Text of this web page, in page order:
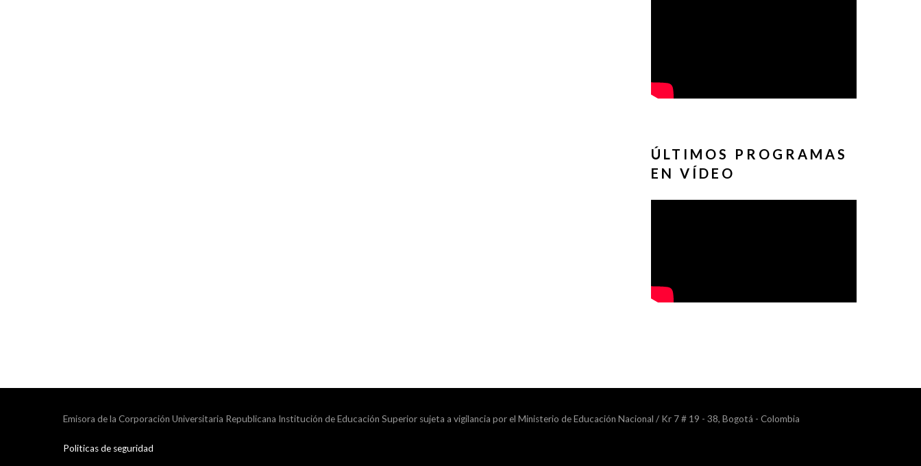
ÚLTIMOS PROGRAMAS
EN VÍDEO
Emisora de la Corporación Universitaria Republicana Institución de Educación Superior sujeta a vigilancia por el Ministerio de Educación Nacional / Kr 7 # 19 - 38, Bogotá - Colombia
Politicas de seguridad